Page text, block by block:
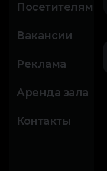
Посетителям
Вакансии
Реклама
Аренда зала
Контакты